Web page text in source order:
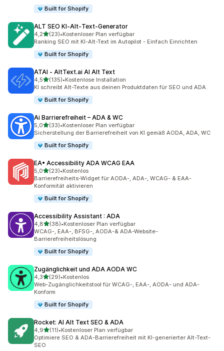
Built for Shopify
ALT SEO KI‑Alt‑Text‑Generator
4,2von 5 Sternen
(23)
23 Rezensionen insgesamt
•Kostenloser Plan verfügbar
Ranking SEO mit KI-Alt-Text im Autopilot - Einfach Einrichten
Built for Shopify
ATAI ‑ AltText.ai AI Alt Text
4,5von 5 Sternen
(135)
135 Rezensionen insgesamt
•Kostenlose Installation
KI schreibt Alt-Texte aus deinen Produktdaten für SEO und ADA.
Built for Shopify
Ai Barrierefreiheit – ADA & WC
5,0von 5 Sternen
(33)
33 Rezensionen insgesamt
•Kostenloser Plan verfügbar
Sicherstellung der Barrierefreiheit von KI gemäß AODA, ADA, WC
Built for Shopify
EA• Accessibility ADA WCAG EAA
5,0von 5 Sternen
(23)
23 Rezensionen insgesamt
•Kostenlos
Barrierefreiheits-Widget für AODA-, ADA-, WCAG- & EAA-
Konformität aktivieren
Built for Shopify
Accessibility Assistant : ADA
4,8von 5 Sternen
(38)
38 Rezensionen insgesamt
•Kostenloser Plan verfügbar
WCAG-, EAA-, BFSG-, AODA-& ADA-Website-
Barrierefreiheitslösung
Built for Shopify
Zugänglichkeit und ADA AODA WC
4,3von 5 Sternen
(29)
29 Rezensionen insgesamt
•Kostenlos
Web-Zugänglichkeitstool für WCAG-, EAA-, AODA- und ADA-
Konform
Built for Shopify
Rocket: AI Alt Text SEO & ADA
4,9von 5 Sternen
(11)
11 Rezensionen insgesamt
•Kostenloser Plan verfügbar
Optimiere SEO & ADA-Barrierefreiheit mit KI-generierter Alt-Text-
SEO